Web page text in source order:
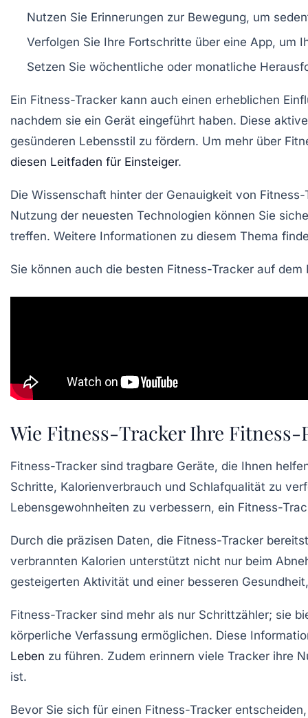
Nutzen Sie Erinnerungen zur Bewegung, um
Verfolgen Sie Ihre Fortschritte über eine App, um
Setzen Sie wöchentliche oder monatliche
Ein Fitness-Tracker kann auch einen erheblichen
nachdem sie ein Gerät eingeführt haben. Diese
gesünderen Lebensstil zu fördern. Um mehr über
diesen Leitfaden für Einsteiger.
Die Wissenschaft hinter der Genauigkeit von
Nutzung der neuesten Technologien können Sie
treffen. Weitere Informationen zu diesem Thema
Sie können auch die besten Fitness-Tracker auf
Wie Fitness-Tracker Ihre
Fitness-Tracker sind tragbare Geräte, die Ihnen
Schritte, Kalorienverbrauch und Schlafqualität zu
Lebensgewohnheiten zu verbessern, ein Fitness-
Durch die präzisen Daten, die Fitness-Tracker
verbrannten Kalorien unterstützt nicht nur beim
gesteigerten Aktivität und einer besseren Gesundheit
Fitness-Tracker sind mehr als nur Schrittzähler; sie
körperliche Verfassung ermöglichen. Diese
Leben zu führen. Zudem erinnern viele Tracker ihre
ist.
Bevor Sie sich für einen Fitness-Tracker